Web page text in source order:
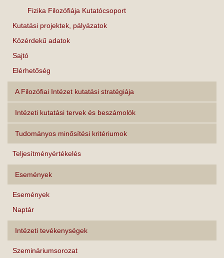
Fizika Filozófiája Kutatócsoport
Kutatási projektek, pályázatok
Közérdekű adatok
Sajtó
Elérhetőség
A Filozófiai Intézet kutatási stratégiája
Intézeti kutatási tervek és beszámolók
Tudományos minősítési kritériumok
Teljesítményértékelés
Események
Események
Naptár
Intézeti tevékenységek
Szemináriumsorozat